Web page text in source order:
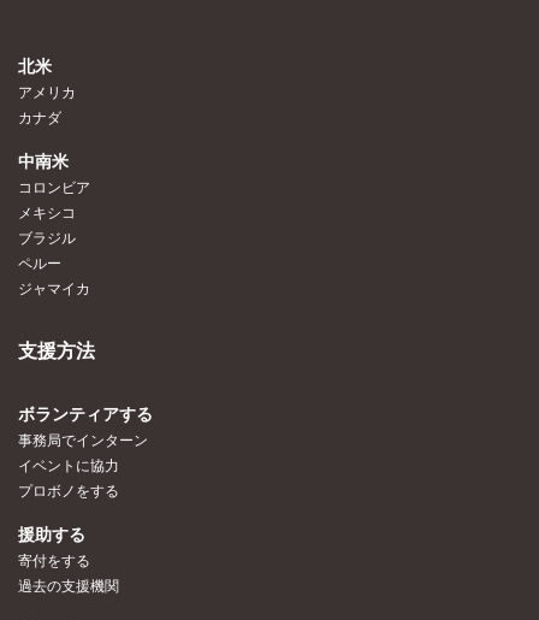
北米
アメリカ
カナダ
中南米
コロンビア
メキシコ
ブラジル
ペルー
ジャマイカ
支援方法
ボランティアする
事務局でインターン
イベントに協力
プロボノをする
援助する
寄付をする
過去の支援機関